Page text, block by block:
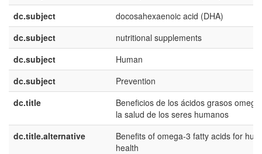
dc.subject
docosahexaenoic acid (DHA)
dc.subject
nutritional supplements
dc.subject
Human
dc.subject
Prevention
dc.title
Beneficios de los ácidos grasos
la salud de los seres humanos
dc.title.alternative
Benefits of omega-3 fatty acids for
health